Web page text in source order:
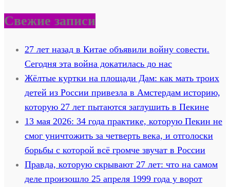
Свежие записи
27 лет назад в Китае объявили войну совести.
Сегодня эта война докатилась до нас
Жёлтые куртки на площади Дам: как мать троих
детей из России привезла в Амстердам историю,
которую 27 лет пытаются заглушить в Пекине
13 мая 2026: 34 года практике, которую Пекин не
смог уничтожить за четверть века, и отголоски
борьбы с которой всё громче звучат в России
Правда, которую скрывают 27 лет: что на самом
деле произошло 25 апреля 1999 года у ворот